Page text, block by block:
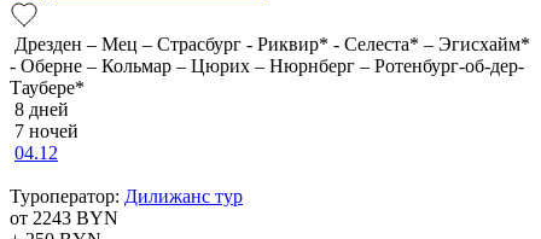
Дрезден – Мец – Страсбург - Риквир* - Селеста* – Эгисхайм*
- Оберне – Кольмар – Цюрих – Нюрнберг – Ротенбург-об-дер-
Таубере*
8 дней
7 ночей
04.12
Туроператор: Дилижанс тур
от 2243 BYN